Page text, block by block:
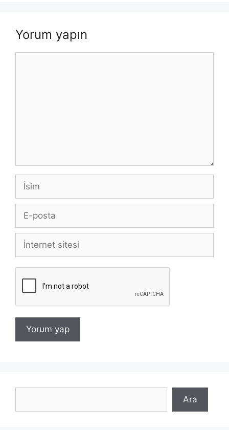
p
p
m
o k
Yorum yapın
İsim
posta
İnternet
Ara